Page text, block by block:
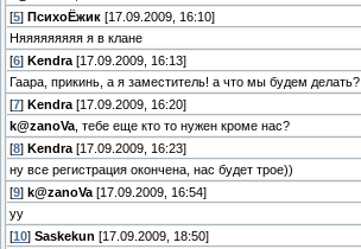
[5] ПсихоЁжик [17.09.2009, 16:10]
Няяяяяяяяя я в клане
[6] Kendra [17.09.2009, 16:13]
Гаара, прикинь, а я заместитель! а что мы будем делать?
[7] Kendra [17.09.2009, 16:20]
k@zanoVa , тебе еще кто то нужен кроме нас?
[8] Kendra [17.09.2009, 16:23]
ну все регистрация окончена, нас будет трое))
[9] k@zanoVa [17.09.2009, 16:54]
уу
[10] Saskekun [17.09.2009, 18:50]